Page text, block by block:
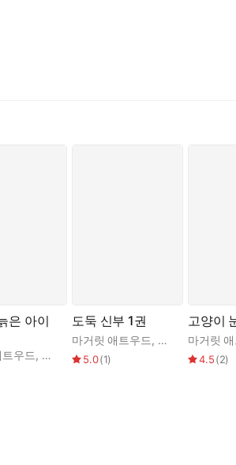
은 아이
우드, 차은정
도둑 신부 1권
마거릿 애트우드, 이은선
5.0(1)
고양이
마거릿
4.5(2)